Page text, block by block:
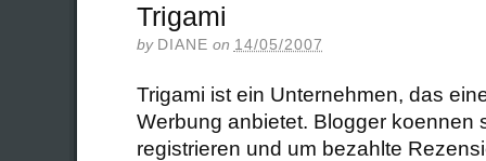
Trigami
by DIANE on 14/05/2007
Trigami ist ein Unternehmen, das
Werbung anbietet. Blogger koennen
registrieren und um bezahlte